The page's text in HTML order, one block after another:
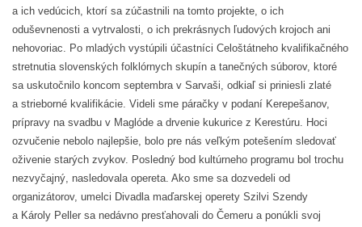
a ich vedúcich, ktorí sa zúčastnili na tomto projekte, o ich
oduševnenosti a vytrvalosti, o ich prekrásnych ľudových krojoch ani
nehovoriac. Po mladých vystúpili účastníci Celoštátneho kvalifikačného
stretnutia slovenských folklórnych skupín a tanečných súborov, ktoré
sa uskutočnilo koncom septembra v Sarvaši, odkiaľ si priniesli zlaté
a strieborné kvalifikácie. Videli sme páračky v podaní Kerepešanov,
prípravy na svadbu v Maglóde a drvenie kukurice z Kerestúru. Hoci
ozvučenie nebolo najlepšie, bolo pre nás veľkým potešením sledovať
oživenie starých zvykov. Posledný bod kultúrneho programu bol trochu
nezvyčajný, nasledovala opereta. Ako sme sa dozvedeli od
organizátorov, umelci Divadla maďarskej operety Szilvi Szendy
a Károly Peller sa nedávno presťahovali do Čemeru a ponúkli svoj